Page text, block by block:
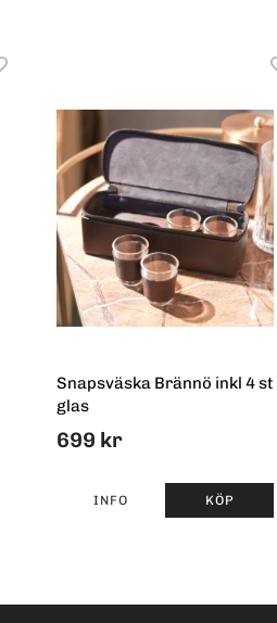
Snapsväska Brännö inkl 4 st
glas
699 kr
INFO KÖP